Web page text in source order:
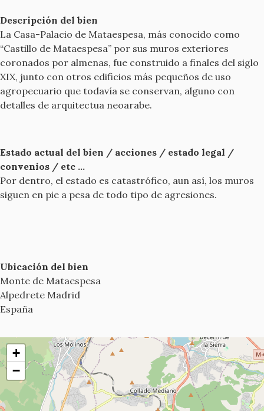
Descripción del bien
La Casa-Palacio de Mataespesa, más conocido como
“Castillo de Mataespesa” por sus muros exteriores
coronados por almenas, fue construido a finales del siglo
XIX, junto con otros edificios más pequeños de uso
agropecuario que todavía se conservan, alguno con
detalles de arquitectua neoarabe.
Estado actual del bien / acciones / estado legal /
convenios / etc ...
Por dentro, el estado es catastrófico, aun así, los muros
siguen en pie a pesa de todo tipo de agresiones.
Ubicación del bien
Monte de Mataespesa
Alpedrete Madrid
España
+
−